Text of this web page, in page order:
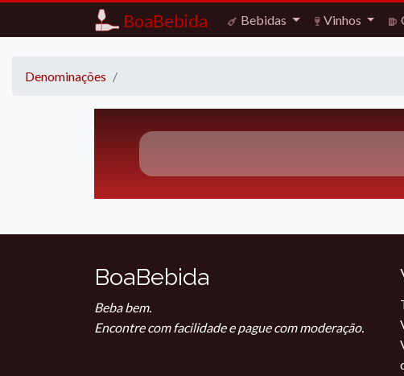
BoaBebida Bebidas Vinhos
Denominações
BoaBebida
Beba bem.
Encontre com facilidade e pague com moderação.